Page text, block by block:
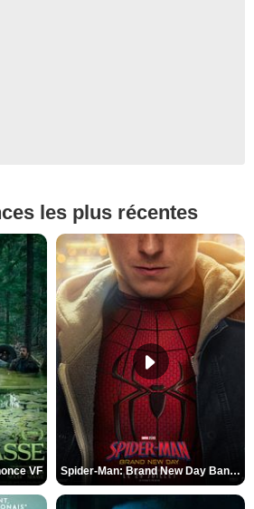
les plus récentes
VF Spider-Man: Brand New Day Bande-annonce (3) VO STFR